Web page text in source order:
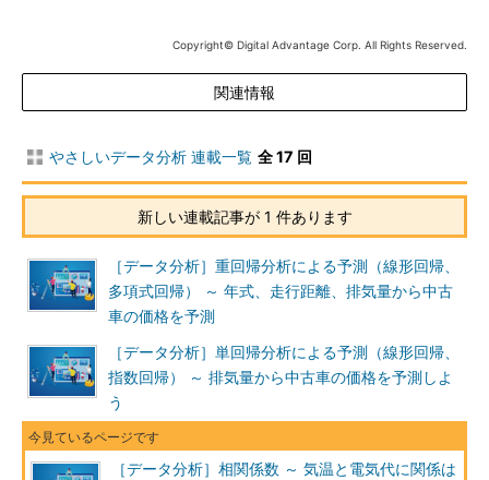
Copyright© Digital Advantage Corp. All Rights Reserved.
関連情報
やさしいデータ分析 連載一覧 全 17 回
新しい連載記事が 1 件あります
［データ分析］重回帰分析による予測（線形回帰、
多項式回帰） ～ 年式、走行距離、排気量から中古
車の価格を予測
［データ分析］単回帰分析による予測（線形回帰、
指数回帰） ～ 排気量から中古車の価格を予測しよ
う
［データ分析］相関係数 ～ 気温と電気代に関係は